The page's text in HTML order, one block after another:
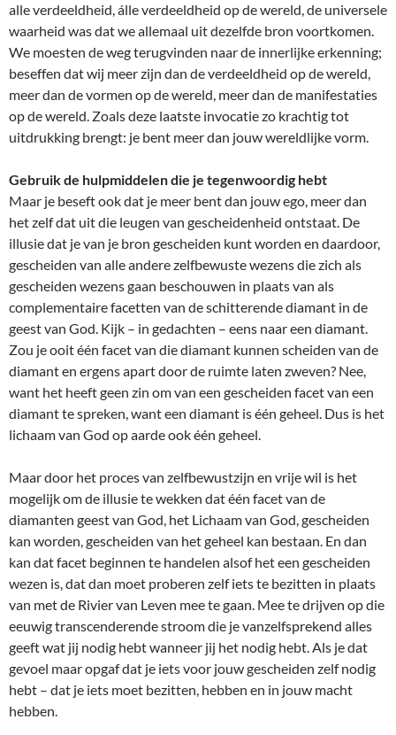
alle verdeeldheid, álle verdeeldheid op de wereld, de universele
waarheid was dat we allemaal uit dezelfde bron voortkomen.
We moesten de weg terugvinden naar de innerlijke erkenning;
beseffen dat wij meer zijn dan de verdeeldheid op de wereld,
meer dan de vormen op de wereld, meer dan de manifestaties
op de wereld. Zoals deze laatste invocatie zo krachtig tot
uitdrukking brengt: je bent meer dan jouw wereldlijke vorm.
Gebruik de hulpmiddelen die je tegenwoordig hebt
Maar je beseft ook dat je meer bent dan jouw ego, meer dan
het zelf dat uit die leugen van gescheidenheid ontstaat. De
illusie dat je van je bron gescheiden kunt worden en daardoor,
gescheiden van alle andere zelfbewuste wezens die zich als
gescheiden wezens gaan beschouwen in plaats van als
complementaire facetten van de schitterende diamant in de
geest van God. Kijk – in gedachten – eens naar een diamant.
Zou je ooit één facet van die diamant kunnen scheiden van de
diamant en ergens apart door de ruimte laten zweven? Nee,
want het heeft geen zin om van een gescheiden facet van een
diamant te spreken, want een diamant is één geheel. Dus is het
lichaam van God op aarde ook één geheel.
Maar door het proces van zelfbewustzijn en vrije wil is het
mogelijk om de illusie te wekken dat één facet van de
diamanten geest van God, het Lichaam van God, gescheiden
kan worden, gescheiden van het geheel kan bestaan. En dan
kan dat facet beginnen te handelen alsof het een gescheiden
wezen is, dat dan moet proberen zelf iets te bezitten in plaats
van met de Rivier van Leven mee te gaan. Mee te drijven op die
eeuwig transcenderende stroom die je vanzelfsprekend alles
geeft wat jij nodig hebt wanneer jij het nodig hebt. Als je dat
gevoel maar opgaf dat je iets voor jouw gescheiden zelf nodig
hebt – dat je iets moet bezitten, hebben en in jouw macht
hebben.